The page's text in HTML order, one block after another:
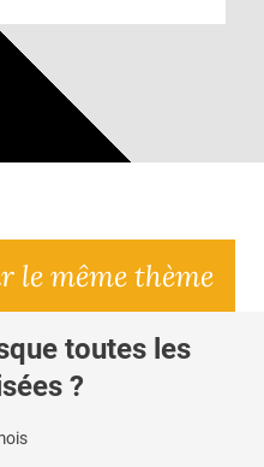
le même thème
toutes les
?